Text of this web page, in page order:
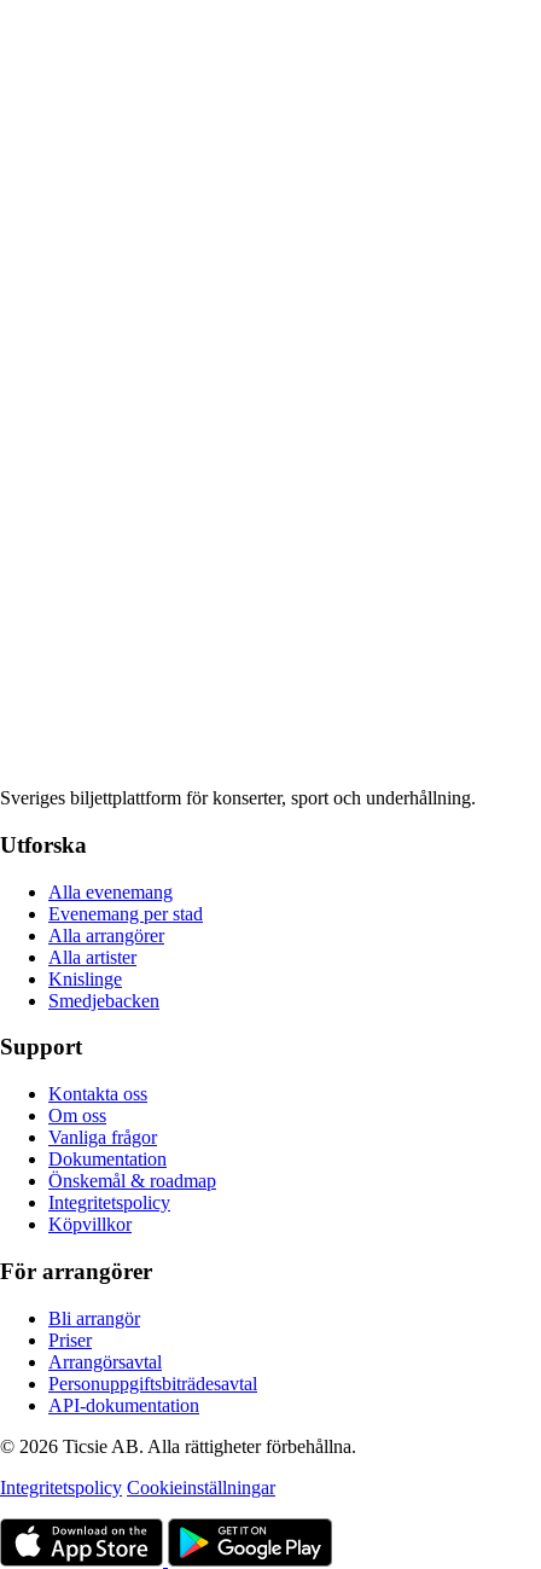
Sveriges biljettplattform för konserter, sport och underhållning.
Utforska
Alla evenemang
Evenemang per stad
Alla arrangörer
Alla artister
Knislinge
Smedjebacken
Support
Kontakta oss
Om oss
Vanliga frågor
Dokumentation
Önskemål & roadmap
Integritetspolicy
Köpvillkor
För arrangörer
Bli arrangör
Priser
Arrangörsavtal
Personuppgiftsbiträdesavtal
API-dokumentation
© 2026 Ticsie AB. Alla rättigheter förbehållna.
Integritetspolicy Cookieinställningar